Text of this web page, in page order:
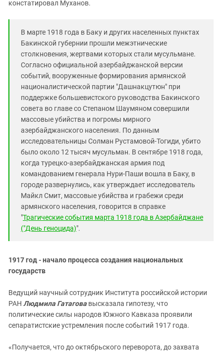
констатировал Муханов.
В марте 1918 года в Баку и других населенных пунктах
Бакинской губернии прошли межэтнические
столкновения, жертвами которых стали мусульмане.
Согласно официальной азербайджанской версии
событий, вооруженные формирования армянской
националистической партии "Дашнакцутюн" при
поддержке большевистского руководства Бакинского
совета во главе со Степаном Шаумяном совершили
массовые убийства и погромы мирного
азербайджанского населения. По данным
исследовательницы Солман Рустамовой-Тогиди, убито
было около 12 тысяч мусульман. В сентябре 1918 года,
когда турецко-азербайджанская армия под
командованием генерала Нури-Паши вошла в Баку, в
городе развернулись, как утверждает исследователь
Майкл Смит, массовые убийства и грабежи среди
армянского населения, говорится в справке
"Трагические события марта 1918 года в Азербайджане
("День геноцида)".
1917 год - начало процесса создания национальных
государств
Ведущий научный сотрудник Института российской истории
РАН Людмила Гатагова высказала гипотезу, что
политические силы народов Южного Кавказа проявили
сепаратистские устремления после событий 1917 года.
«Получается, что до октябрьского переворота, до захвата